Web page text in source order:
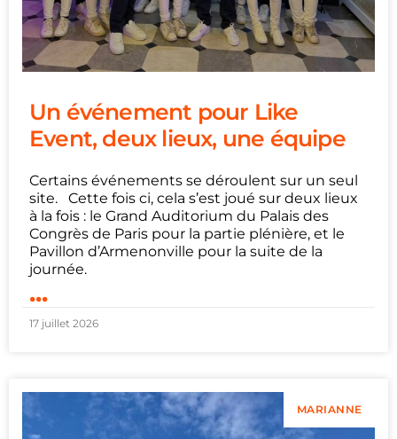
Un événement pour Like
Event, deux lieux, une équipe
Certains événements se déroulent sur un seul
site. Cette fois ci, cela s’est joué sur deux lieux
à la fois : le Grand Auditorium du Palais des
Congrès de Paris pour la partie plénière, et le
Pavillon d’Armenonville pour la suite de la
journée.
...
17 juillet 2026
MARIANNE